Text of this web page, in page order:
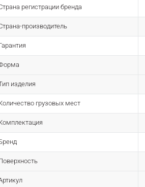
регистрации бренда
производитель
изделия
грузовых мест